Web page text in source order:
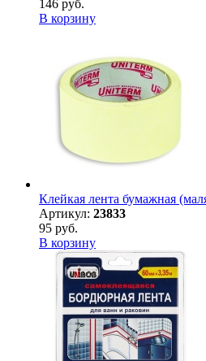
146 руб.
В корзину
Клейкая лента бумажная
Артикул: 23833
95 руб.
В корзину